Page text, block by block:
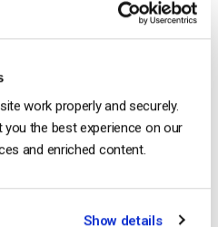
work properly and securely.
the best experience on our
and enriched content.
Show details
dos leitores de vídeo
um vídeo implica copiar o
e, em seguida, inserir esse
código pode ser copiado